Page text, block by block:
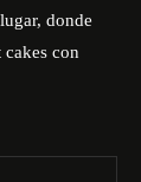
donde
con